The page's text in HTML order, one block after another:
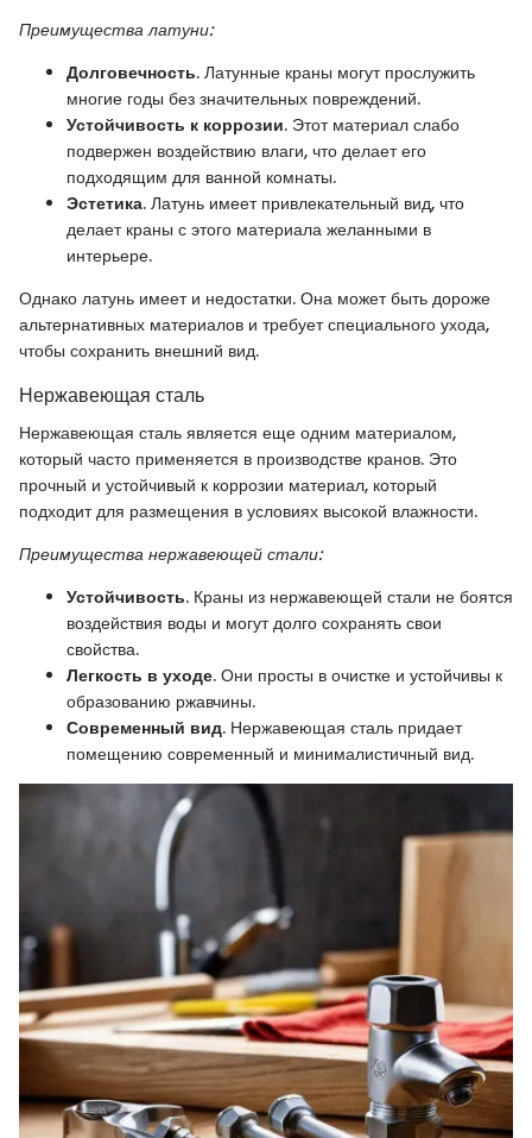
Преимущества латуни:
Долговечность. Латунные краны могут прослужить
многие годы без значительных повреждений.
Устойчивость к коррозии. Этот материал слабо
подвержен воздействию влаги, что делает его
подходящим для ванной комнаты.
Эстетика. Латунь имеет привлекательный вид, что
делает краны с этого материала желанными в
интерьере.
Однако латунь имеет и недостатки. Она может быть дороже
альтернативных материалов и требует специального ухода,
чтобы сохранить внешний вид.
Нержавеющая сталь
Нержавеющая сталь является еще одним материалом,
который часто применяется в производстве кранов. Это
прочный и устойчивый к коррозии материал, который
подходит для размещения в условиях высокой влажности.
Преимущества нержавеющей стали:
Устойчивость. Краны из нержавеющей стали не боятся
воздействия воды и могут долго сохранять свои
свойства.
Легкость в уходе. Они просты в очистке и устойчивы к
образованию ржавчины.
Современный вид. Нержавеющая сталь придает
помещению современный и минималистичный вид.